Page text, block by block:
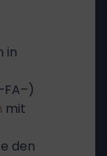
in
mit
den